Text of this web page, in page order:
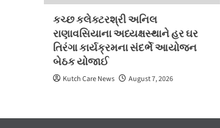
કચ્છ કલેક્ટરશ્રી અનિલ
રાણાવસિયાના અધ્યક્ષસ્થાને હર ઘર
તિરંગા કાર્યક્રમના સંદર્ભે આયોજન
બેઠક યોજાઈ
Kutch Care News August 7, 2026